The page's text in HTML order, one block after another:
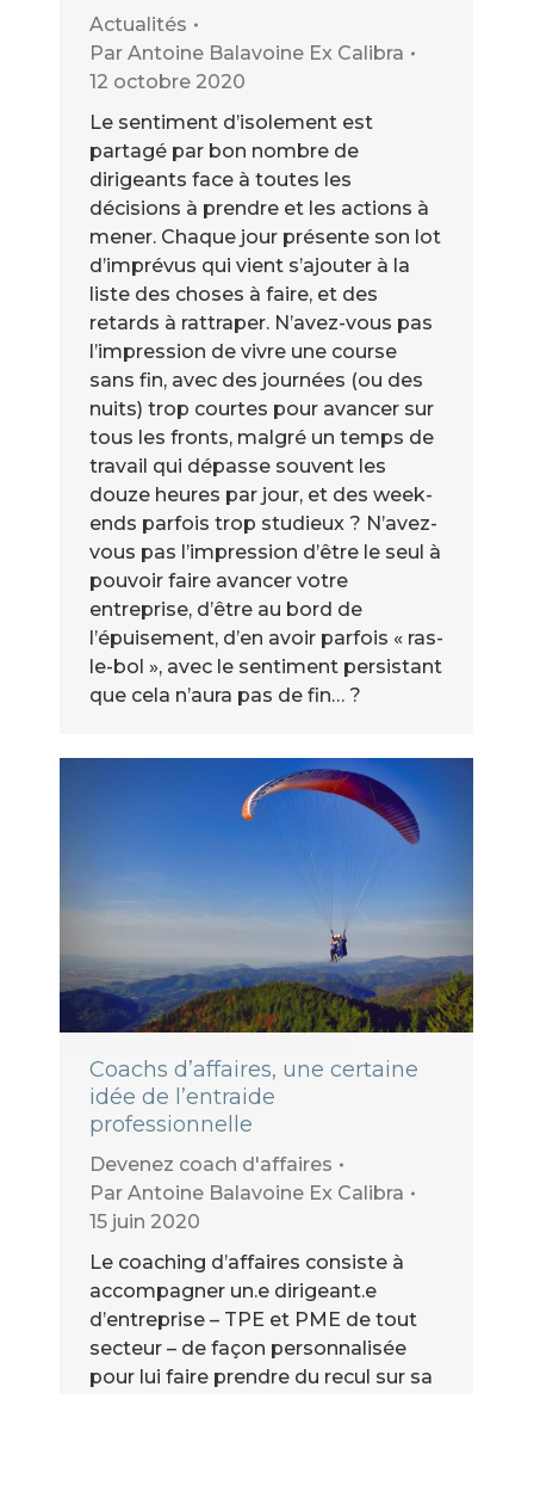
Actualités
Par Antoine Balavoine Ex Calibra
12 octobre 2020
Le sentiment d’isolement est
partagé par bon nombre de
dirigeants face à toutes les
décisions à prendre et les actions à
mener. Chaque jour présente son lot
d’imprévus qui vient s’ajouter à la
liste des choses à faire, et des
retards à rattraper. N’avez-vous pas
l’impression de vivre une course
sans fin, avec des journées (ou des
nuits) trop courtes pour avancer sur
tous les fronts, malgré un temps de
travail qui dépasse souvent les
douze heures par jour, et des week-
ends parfois trop studieux ? N’avez-
vous pas l’impression d’être le seul à
pouvoir faire avancer votre
entreprise, d’être au bord de
l’épuisement, d’en avoir parfois « ras-
le-bol », avec le sentiment persistant
que cela n’aura pas de fin… ?
Coachs d’affaires, une certaine
idée de l’entraide
professionnelle
Devenez coach d'affaires
Par Antoine Balavoine Ex Calibra
15 juin 2020
Le coaching d’affaires consiste à
accompagner un.e dirigeant.e
d’entreprise – TPE et PME de tout
secteur – de façon personnalisée
pour lui faire prendre du recul sur sa